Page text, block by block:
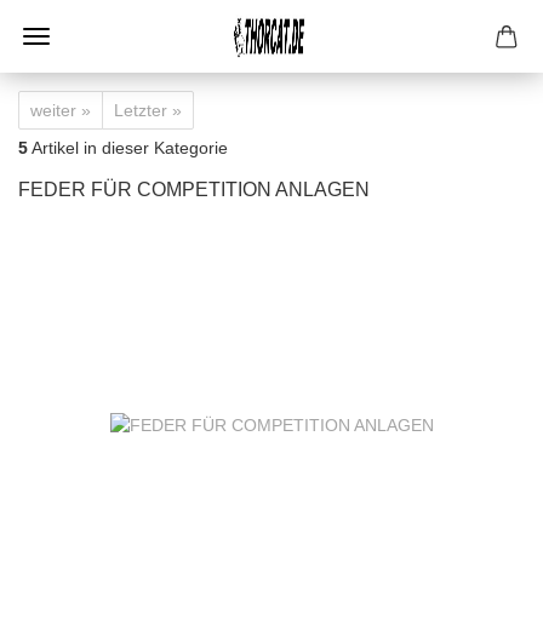
weiter »
Letzter »
5Artikel in dieser Kategorie
FEDER FÜR COMPETITION ANLAGEN